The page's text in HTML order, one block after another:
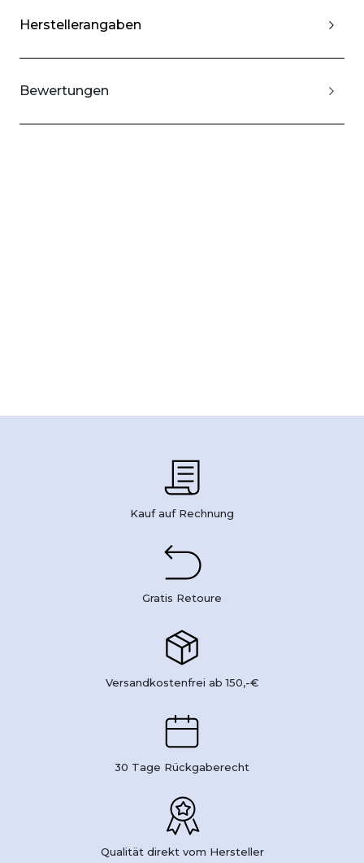
Herstellerangaben
Bewertungen
Kauf auf Rechnung
Gratis Retoure
Versandkostenfrei ab 150,-€
30 Tage Rückgaberecht
Qualität direkt vom Hersteller